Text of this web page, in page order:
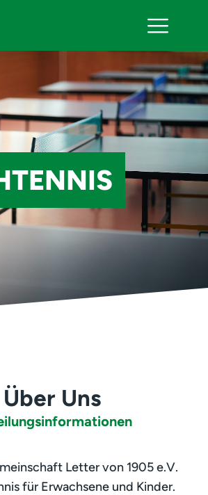
Über Uns
Letter von 1905 e.V.
für Erwachsene und Kinder.